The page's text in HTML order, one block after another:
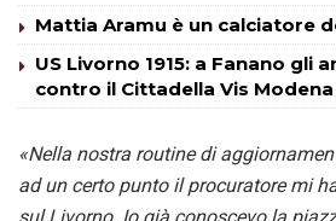
Mattia Aramu è un calciatore
US Livorno 1915: a Fanano gli
contro il Cittadella Vis Modena
«Nella nostra routine di
ad un certo punto il procuratore mi